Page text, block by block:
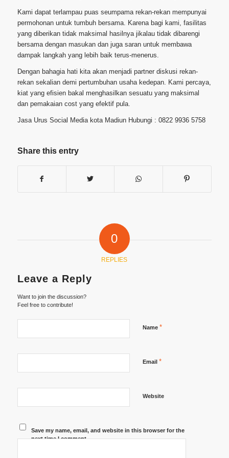
Kami dapat terlampau puas seumpama rekan-rekan mempunyai
permohonan untuk tumbuh bersama. Karena bagi kami, fasilitas
yang diberikan tidak maksimal hasilnya jikalau tidak dibarengi
bersama dengan masukan dan juga saran untuk membawa
dampak langkah yang lebih baik terus-menerus.
Dengan bahagia hati kita akan menjadi partner diskusi rekan-
rekan sekalian demi pertumbuhan usaha kedepan. Kami percaya,
kiat yang efisien bakal menghasilkan sesuatu yang maksimal
dan pemakaian cost yang efektif pula.
Jasa Urus Social Media kota Madiun Hubungi : 0822 9936 5758
Share this entry
0
REPLIES
Leave a Reply
Want to join the discussion?
Feel free to contribute!
Name *
Email *
Website
Save my name, email, and website in this browser for the
next time I comment.